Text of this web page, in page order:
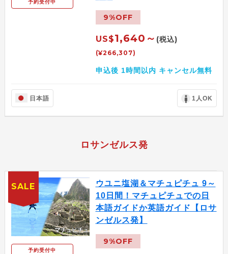
予約受付中
9%OFF
US$1,640～ (税込)
(¥266,307)
申込後 1時間以内 キャンセル無料
日本語 1人OK
ロサンゼルス発
予約受付中
ウユニ塩湖＆マチュピチュ 9～
10日間！マチュピチュでの日
本語ガイドか英語ガイド【ロサ
ンゼルス発】
9%OFF
SALE